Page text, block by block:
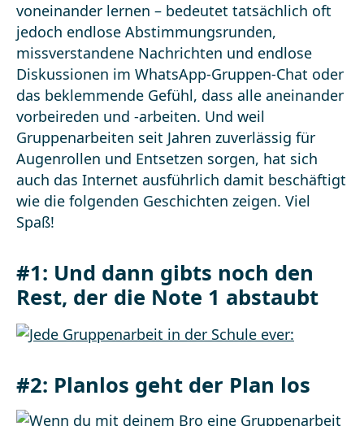
voneinander lernen – bedeutet tatsächlich oft
jedoch endlose Abstimmungsrunden,
missverstandene Nachrichten und endlose
Diskussionen im WhatsApp-Gruppen-Chat oder
das beklemmende Gefühl, dass alle aneinander
vorbeireden und -arbeiten. Und weil
Gruppenarbeiten seit Jahren zuverlässig für
Augenrollen und Entsetzen sorgen, hat sich
auch das Internet ausführlich damit beschäftigt
wie die folgenden Geschichten zeigen. Viel
Spaß!
#1: Und dann gibts noch den
Rest, der die Note 1 abstaubt
#2: Planlos geht der Plan los